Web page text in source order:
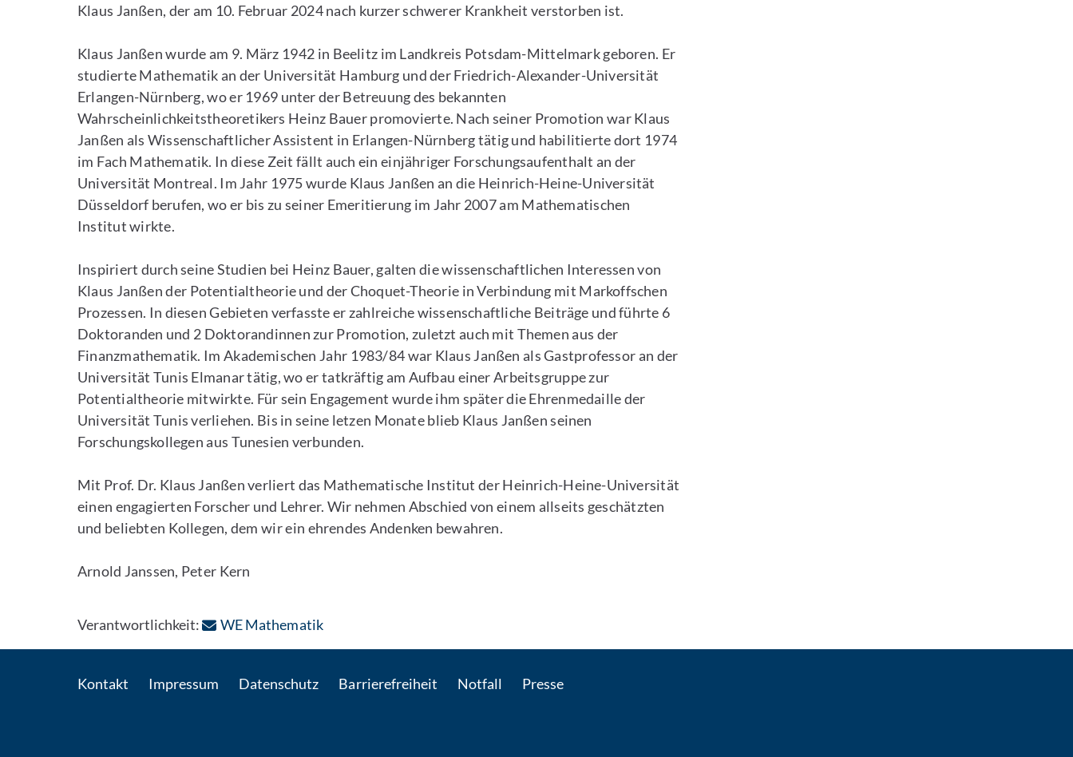
Klaus Janßen, der am 10. Februar 2024 nach kurzer schwerer Krankheit verstorben ist.
Klaus Janßen wurde am 9. März 1942 in Beelitz im Landkreis Potsdam-Mittelmark geboren. Er
studierte Mathematik an der Universität Hamburg und der Friedrich-Alexander-Universität
Erlangen-Nürnberg, wo er 1969 unter der Betreuung des bekannten
Wahrscheinlichkeitstheoretikers Heinz Bauer promovierte. Nach seiner Promotion war Klaus
Janßen als Wissenschaftlicher Assistent in Erlangen-Nürnberg tätig und habilitierte dort 1974
im Fach Mathematik. In diese Zeit fällt auch ein einjähriger Forschungsaufenthalt an der
Universität Montreal. Im Jahr 1975 wurde Klaus Janßen an die Heinrich-Heine-Universität
Düsseldorf berufen, wo er bis zu seiner Emeritierung im Jahr 2007 am Mathematischen
Institut wirkte.
Inspiriert durch seine Studien bei Heinz Bauer, galten die wissenschaftlichen Interessen von
Klaus Janßen der Potentialtheorie und der Choquet-Theorie in Verbindung mit Markoffschen
Prozessen. In diesen Gebieten verfasste er zahlreiche wissenschaftliche Beiträge und führte 6
Doktoranden und 2 Doktorandinnen zur Promotion, zuletzt auch mit Themen aus der
Finanzmathematik. Im Akademischen Jahr 1983/84 war Klaus Janßen als Gastprofessor an der
Universität Tunis Elmanar tätig, wo er tatkräftig am Aufbau einer Arbeitsgruppe zur
Potentialtheorie mitwirkte. Für sein Engagement wurde ihm später die Ehrenmedaille der
Universität Tunis verliehen. Bis in seine letzen Monate blieb Klaus Janßen seinen
Forschungskollegen aus Tunesien verbunden.
Mit Prof. Dr. Klaus Janßen verliert das Mathematische Institut der Heinrich-Heine-Universität
einen engagierten Forscher und Lehrer. Wir nehmen Abschied von einem allseits geschätzten
und beliebten Kollegen, dem wir ein ehrendes Andenken bewahren.
Arnold Janssen, Peter Kern
Verantwortlichkeit: WE Mathematik: Per E-Mail kontaktieren
Kontakt Impressum Datenschutz Barrierefreiheit Notfall Presse